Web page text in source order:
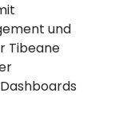
und
Tibeane